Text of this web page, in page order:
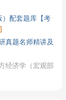
）配套题库【考
真题名师精讲及
经济学（宏观部